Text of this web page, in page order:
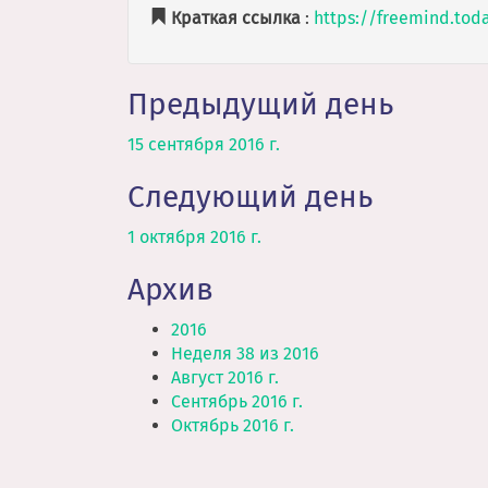
Краткая ссылка : https://
Предыдущий день
15 сентября 2016 г.
Следующий день
1 октября 2016 г.
Архив
2016
Неделя 38 из 2016
Август 2016 г.
Сентябрь 2016 г.
Октябрь 2016 г.